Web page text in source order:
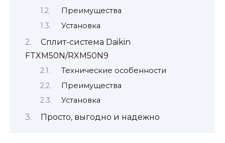
Преимущества
Установка
Сплит-система Daikin
FTXM50N/RXM50N9
Технические особенности
Преимущества
Установка
Просто, выгодно и надежно